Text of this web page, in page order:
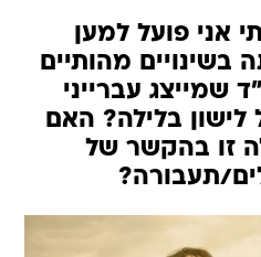
אני פועל למען
בשינויים מהותיים
שמייצג עברייני
לישון בלילה? האם
זו בהקשר של
תעבורה?